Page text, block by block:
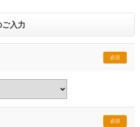
入力
必須
必須